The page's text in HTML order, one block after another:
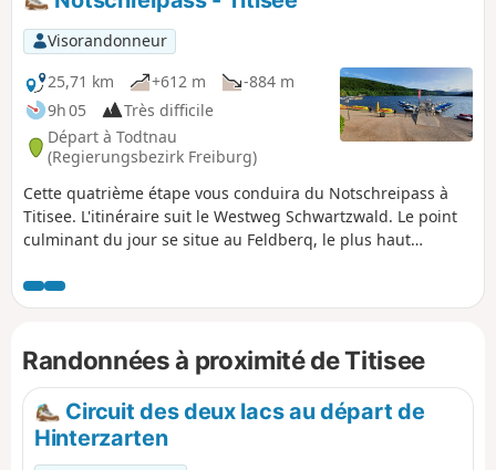
Visorandonneur
25,71 km
+612 m
-884 m
9h 05
Très difficile
Départ à Todtnau
(Regierungsbezirk Freiburg)
Cette quatrième étape vous conduira du Notschreipass à
Titisee. L'itinéraire suit le Westweg Schwartzwald. Le point
culminant du jour se situe au Feldberq, le plus haut
jusqu'au Mont Blanc. Le soir vous apprécierez la promenade
au bord du lac de l'agréable station balnéaire de Titisee.
Randonnées à proximité de Titisee
Circuit des deux lacs au départ de
Hinterzarten